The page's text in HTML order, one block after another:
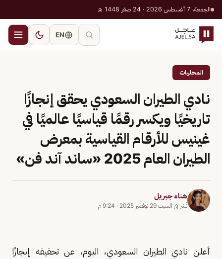
الجمعة، 7 أغسطس 2026 · 24 صفر 1448 هـ
EN
المحليات
نادي الطيران السعودي يحقق إنجازًا
تاريخيًا ويكسر رقمًا قياسيًا عالميًا في
غينيس للأرقام القياسية بمعرض
الطيران العام 2025 «ساند آند فن»
هناء جبريل
نُشر في السبت 29 نوفمبر 2025 · 9:24 م
أعلن نادي الطيران السعودي، اليوم، عن تحقيقه إنجازًا